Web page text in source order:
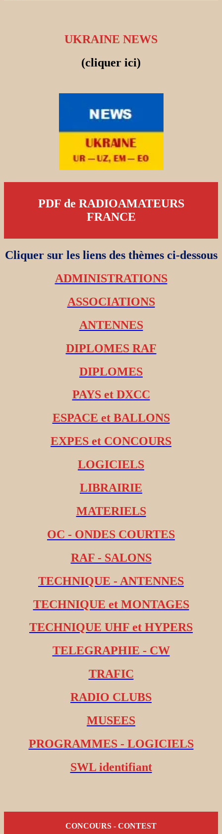
UKRAINE NEWS
(cliquer ici)
PDF de RADIOAMATEURS
FRANCE
Cliquer sur les liens des thèmes ci-dessous
ADMINISTRATIONS
ASSOCIATIONS
ANTENNES
DIPLOMES RAF
DIPLOMES
PAYS et DXCC
ESPACE et BALLONS
EXPES et CONCOURS
LOGICIELS
LIBRAIRIE
MATERIELS
OC - ONDES COURTES
RAF - SALONS
TECHNIQUE - ANTENNES
TECHNIQUE et MONTAGES
TECHNIQUE UHF et HYPERS
TELEGRAPHIE - CW
TRAFIC
RADIO CLUBS
MUSEES
PROGRAMMES - LOGICIELS
SWL identifiant
CONCOURS - CONTEST